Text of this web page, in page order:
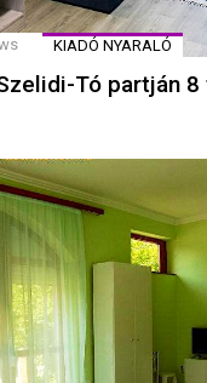
KIADÓ NYARALÓ
Tó partján